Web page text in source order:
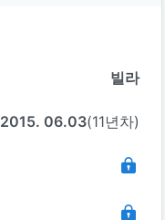
빌라
2015. 06.03(11년차)